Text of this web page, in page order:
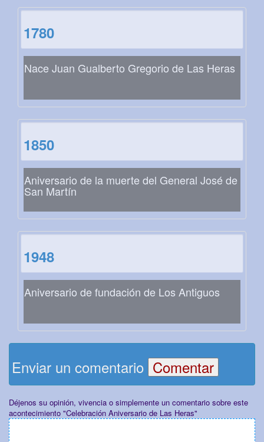
1780
Nace Juan Gualberto Gregorio de Las Heras
1850
Aniversario de la muerte del General José de
San Martín
1948
Aniversario de fundación de Los Antiguos
Enviar un comentario
Déjenos su opinión, vivencia o simplemente un comentario sobre este
acontecimiento "Celebración Aniversario de Las Heras"